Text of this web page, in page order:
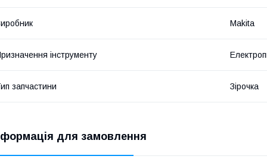
Makita
інструменту
запчастини Зірочка
для замовлення